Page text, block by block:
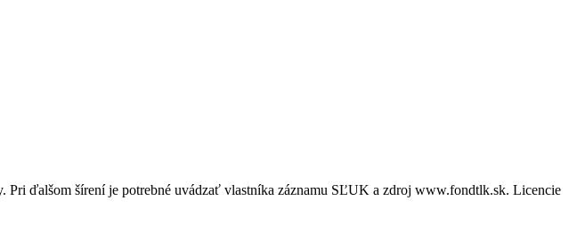
Pri ďalšom šírení je potrebné uvádzať vlastníka záznamu SĽUK a zdroj www.fondtlk.sk. Licencie